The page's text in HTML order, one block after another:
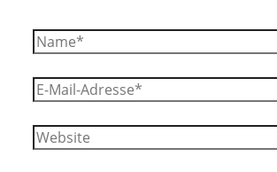
Name*
E-
Mail-
Adresse*
Website